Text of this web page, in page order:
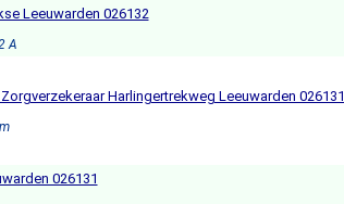
Leeuwarden 026132
A
Harlingertrekweg Leeuwarden 026131
026131